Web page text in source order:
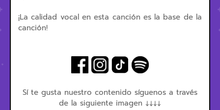
¡La calidad vocal en esta canción es la base de la
canción!
Sí te gusta nuestro contenido síguenos a través
de la siguiente imagen ↓↓↓↓